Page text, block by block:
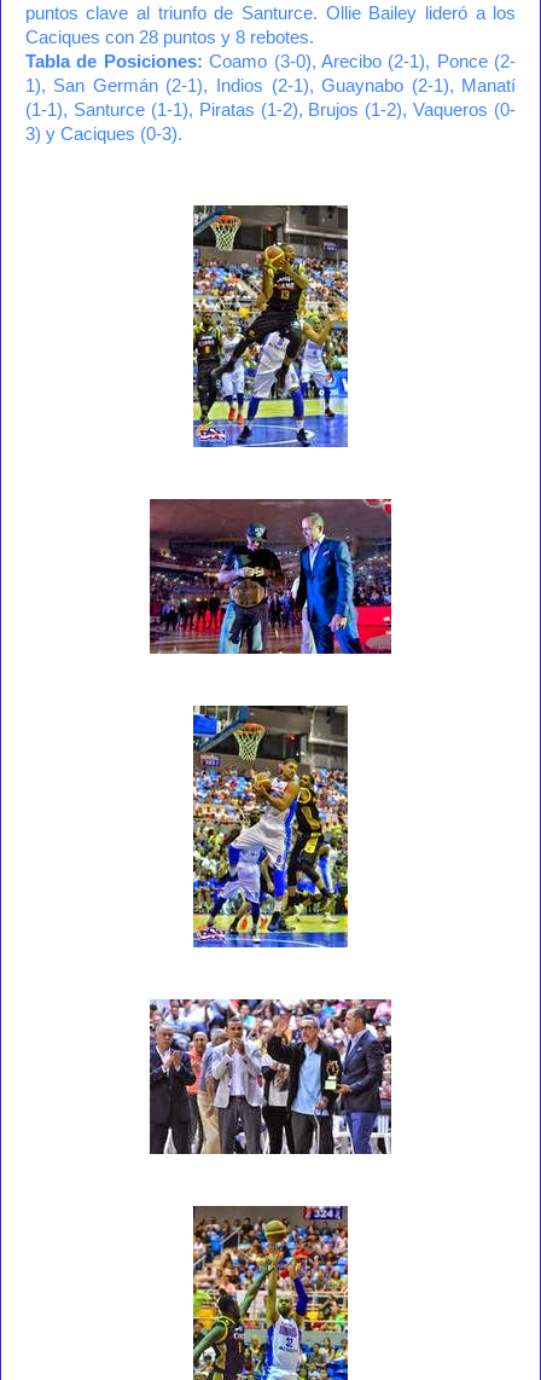
puntos clave al triunfo de Santurce. Ollie Bailey lideró a los
Caciques con 28 puntos y 8 rebotes.
Tabla de Posiciones: Coamo (3-0), Arecibo (2-1), Ponce (2-
1), San Germán (2-1), Indios (2-1), Guaynabo (2-1), Manatí
(1-1), Santurce (1-1), Piratas (1-2), Brujos (1-2), Vaqueros (0-
3) y Caciques (0-3).